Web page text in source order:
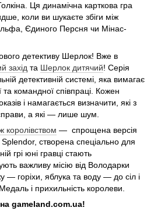
Ця динамічна карткова гра
коли ви шукаєте збіги між
Єдиного Персня чи Мінас-
детективу Шерлок! Вже в
захід та Шерлок дитячий! Серія
детективній системі, яка вимагає
та командної співпраці. Кожен
і намагається визначити, які з
а які — лише шум.
королівством — спрощена версія
Splendor, створена спеціально для
грі юні гравці стають
важливу місію від Володарки
— горіхи, яблука та воду — до сіл і
і прихильність королеви.
gameland.com.ua!